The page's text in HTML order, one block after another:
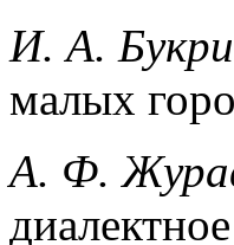
И. А.
малых
А. Ф.